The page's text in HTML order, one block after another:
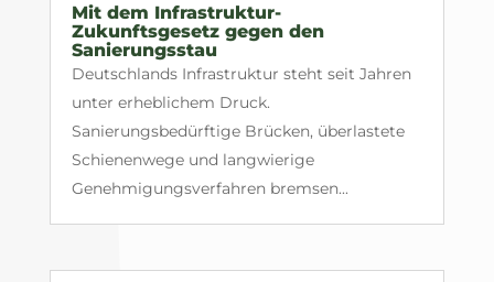
Mit dem Infrastruktur-
Zukunftsgesetz gegen den
Sanierungsstau
Deutschlands Infrastruktur steht seit Jahren
unter erheblichem Druck.
Sanierungsbedürftige Brücken, überlastete
Schienenwege und langwierige
Genehmigungsverfahren bremsen...